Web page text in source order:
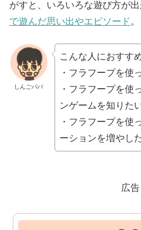
がすと、いろいろな遊び方が出
で遊んだ思い出やエピソード。
しんごパパ
こんな人におすす
・フラフープを使
・フラフープを使
ンゲームを知りた
・フラフープを使
ーションを増やし
広告